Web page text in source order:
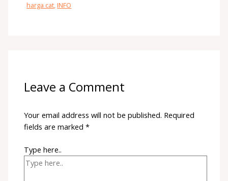
harga cat,INFO
Leave a Comment
Your email address will not be published. Required
fields are marked*
Type here..